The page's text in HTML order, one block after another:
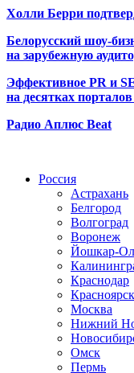
Холли Берри
Белорусский шоу-
на зарубежную
Эффективное PR и
на десятках
Радио Аплюс Beat
Россия
Астрахань
Белгород
Волгоград
Воронеж
Йошкар-
Краснодар
Красноярск
Москва
Нижний
Омск
Пермь